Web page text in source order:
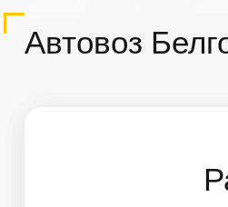
Автовоз